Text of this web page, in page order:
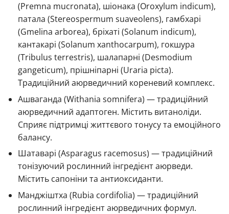
(Premna mucronata), шіонака (Oroxylum indicum),
патала (Stereospermum suaveolens), гамбхарі
(Gmelina arborea), бріхаті (Solanum indicum),
кантакарі (Solanum xanthocarpum), гокшура
(Tribulus terrestris), шалапарні (Desmodium
gangeticum), прішніпарні (Uraria picta).
Традиційний аюрведичний кореневий комплекс.
Ашваганда (Withania somnifera) — традиційний
аюрведичний адаптоген. Містить витаноліди.
Сприяє підтримці життєвого тонусу та емоційного
балансу.
Шатаварі (Asparagus racemosus) — традиційний
тонізуючий рослинний інгредієнт аюрведи.
Містить сапоніни та антиоксиданти.
Манджіштха (Rubia cordifolia) — традиційний
рослинний інгредієнт аюрведичних формул.